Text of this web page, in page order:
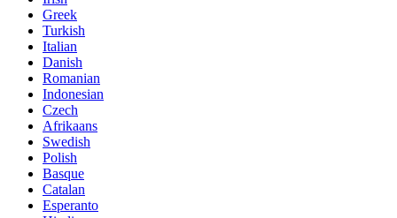
Greek
Turkish
Italian
Danish
Romanian
Indonesian
Czech
Afrikaans
Swedish
Polish
Basque
Catalan
Esperanto